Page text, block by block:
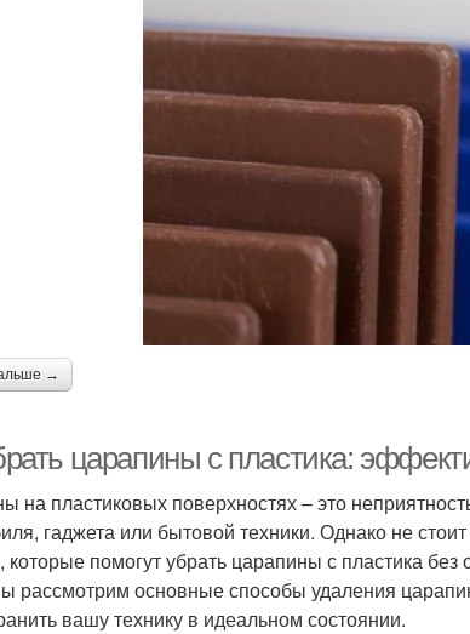
→
царапины с пластика:
на пластиковых поверхностях – это
гаджета или бытовой техники. Однако не
которые помогут убрать царапины с пластика
рассмотрим основные способы удаления
вашу технику в идеальном состоянии.